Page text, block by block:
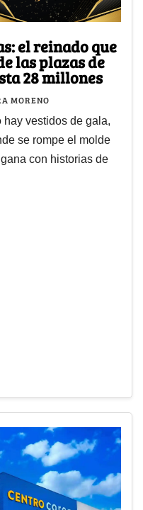
el reinado que
las plazas de
28 millones
MORENO
hay vestidos de gala,
se rompe el molde
con historias de